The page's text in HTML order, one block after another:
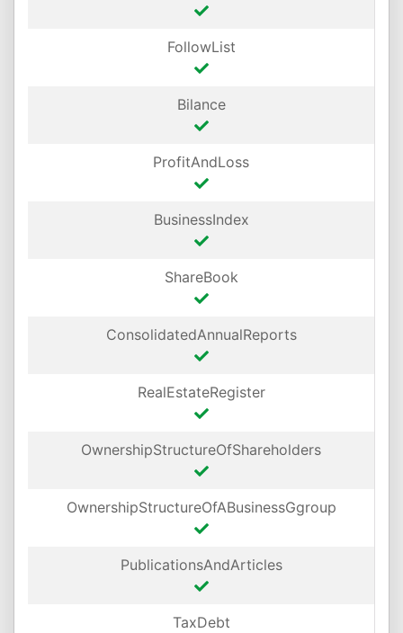
FollowList
Bilance
ProfitAndLoss
BusinessIndex
ShareBook
ConsolidatedAnnualReports
RealEstateRegister
OwnershipStructureOfShareholders
OwnershipStructureOfABusinessGgroup
PublicationsAndArticles
TaxDebt